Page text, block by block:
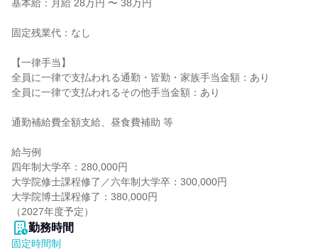
基本給：月給 28万円 〜 38万円
固定残業代：なし
【一律手当】
全員に一律で支払われる通勤・皆勤・家族手当金額：あり
全員に一律で支払われるその他手当金額：あり
通勤補給費全額支給、昼食費補助 等
給与例
四年制大学卒：280,000円
大学院修士課程修了／六年制大学卒：300,000円
大学院博士課程修了：380,000円
（2027年度予定）
勤務時間
固定時間制